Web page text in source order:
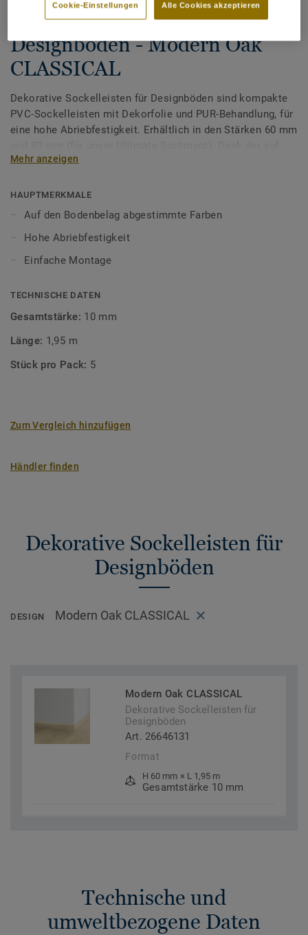
Dekorative Sockelleisten für
Designböden - Modern Oak
CLASSICAL
Dekorative Sockelleisten für Designböden sind kompakte
PVC-Sockelleisten mit Dekorfolie und PUR-Behandlung, für
eine hohe Abriebfestigkeit. Erhältlich in den Stärken 60 mm
unsere Designböden abgestimmten Farben sorgen Sie für
Mehr anzeigen
HAUPTMERKMALE
Auf den Bodenbelag abgestimmte Farben
Hohe Abriebfestigkeit
Einfache Montage
TECHNISCHE DATEN
Gesamtstärke: 10 mm
Länge: 1,95 m
Stück pro Pack: 5
Zum Vergleich hinzufügen
Händler finden
Dekorative Sockelleisten für
Designböden
DESIGN Modern Oak CLASSICAL
Modern Oak CLASSICAL
Dekorative Sockelleisten für
Designböden
Art. 26646131
Format
H 60 mm × L 1,95 m
Gesamtstärke 10 mm
Technische und
umweltbezogene Daten
Alle Cookies akzeptieren
Cookie-Einstellungen